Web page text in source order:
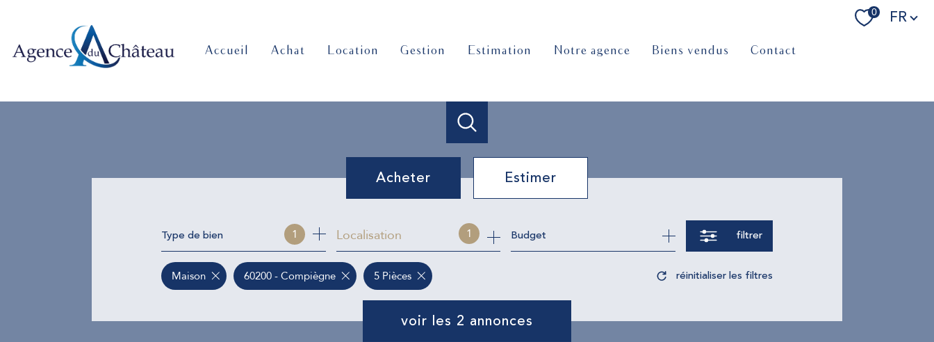
0 Langue
FR
accueil achat location gestion estimation notre agence biens vendus contact
Acheter Estimer
Type de bien 1 1
Localisation Budget filtrer
voir les 2 annonces
Maison 60200 - Compiègne 5 Pièces réinitialiser les filtres